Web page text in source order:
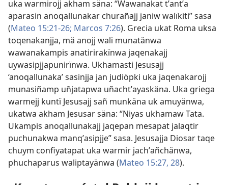
uka warmirojj akham säna: “Wawanakat tʼantʼa
aparasin anoqallunakar churañajj janiw walïkiti” sasa
(Mateo 15:21-26; Marcos 7:26). Grecia ukat Roma uksa
toqenakanjja, mä anojj wali munatänwa
wawanakampis anatirirakïnwa jaqenakajj
uywasipjjapunirïnwa. Ukhamasti Jesusajj
‘anoqallunaka’ sasinjja jan judiöpki uka jaqenakarojj
munasiñamp uñjatapwa uñachtʼayaskäna. Uka griega
warmejj kuntï Jesusajj sañ munkäna uk amuyänwa,
ukatwa akham Jesusar säna: “Niyas ukhamaw Tata.
Ukampis anoqallunakajj jaqepan mesapat jalaqtir
puchunakwa manqʼasipjje” sasa. Jesusajja Diosar taqe
chuym confiyatapat uka warmir jachʼañchänwa,
phuchaparus waliptayänwa (Mateo 15:27, 28).